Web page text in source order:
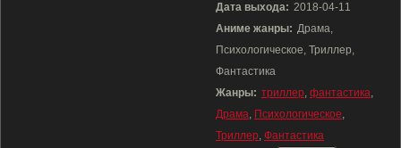
Дата выхода: 2018-04-11
Аниме жанры: Драма,
Психологическое, Триллер,
Фантастика
Жанры: триллер, фантастика,
Драма, Психологическое,
Триллер, Фантастика